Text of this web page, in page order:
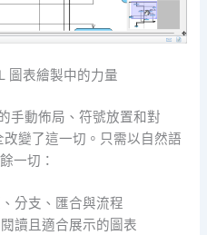
圖表繪製中的力量
手動佈局、符號放置和對
改變了這一切。只需以自然語
一切：
分支、匯合與流程
讀且適合展示的圖表